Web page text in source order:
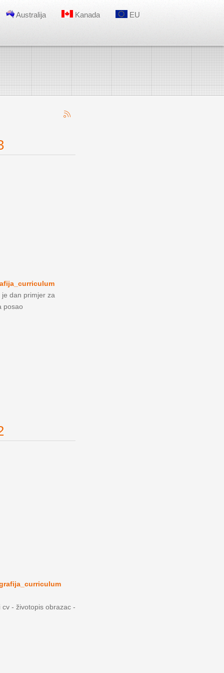
Australija Kanada EU
dan primjer za
posao
- životopis obrazac -